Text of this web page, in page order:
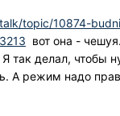
topic/10874-
вот она -
так делал, чтобы
А режим надо